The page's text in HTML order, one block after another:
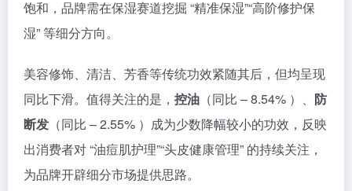
饱和，品牌需在保湿赛道挖掘 “精准保湿”“高阶修护保
湿” 等细分方向。
美容修饰、清洁、芳香等传统功效紧随其后，但均呈现
同比下滑。值得关注的是， 控油 （同比 – 8.54% ）、 防
断发 （同比 – 2.55% ）成为少数降幅较小的功效，反映
出消费者对 “油痘肌护理”“头皮健康管理” 的持续关注，
为品牌开辟细分市场提供思路。